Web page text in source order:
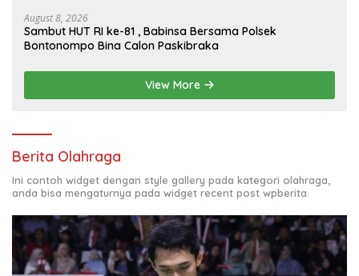
August 8, 2026
Sambut HUT RI ke-81 , Babinsa Bersama Polsek
View More
Berita Olahraga
Ini contoh widget dengan style gallery pada kategori olahraga,
anda bisa mengaturnya pada widget recent post wpberita.